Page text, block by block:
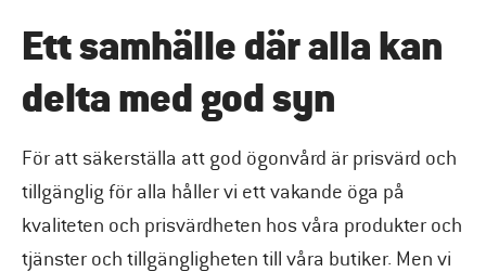
Ett samhälle där alla kan
delta med god syn
För att säkerställa att god ögonvård är prisvärd och
tillgänglig för alla håller vi ett vakande öga på
kvaliteten och prisvärdheten hos våra produkter och
tjänster och tillgängligheten till våra butiker. Men vi